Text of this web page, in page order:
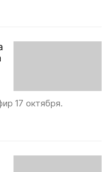
17 октября.